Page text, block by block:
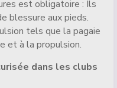
est obligatoire : Ils
blessure aux pieds.
tels que la pagaie
et à la propulsion.
dans les clubs